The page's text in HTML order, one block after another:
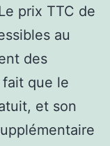
prix TTC de
au
des
fait que le
et son